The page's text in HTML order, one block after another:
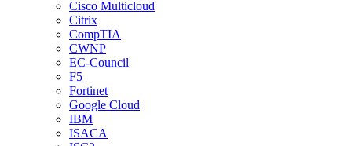
Cisco Multicloud
Citrix
CompTIA
CWNP
EC-Council
F5
Fortinet
Google Cloud
IBM
ISACA